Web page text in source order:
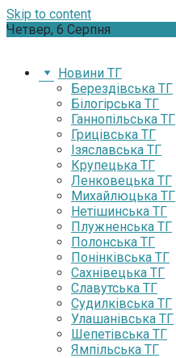
Skip to content
Четвер, 6 Серпня
Новини ТГ
Берездівська ТГ
Білогірська ТГ
Ганнопільська ТГ
Грицівська ТГ
Ізяславська ТГ
Крупецька ТГ
Ленковецька ТГ
Михайлюцька ТГ
Нетішинська ТГ
Плужненська ТГ
Полонська ТГ
Понінківська ТГ
Сахнівецька ТГ
Славутська ТГ
Судилківська ТГ
Улашанівська ТГ
Шепетівська ТГ
Ямпільська ТГ